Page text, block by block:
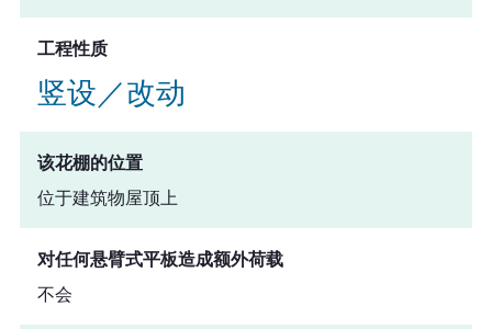
工程性质
竖设／改动
该花棚的位置
位于建筑物屋顶上
对任何悬臂式平板造成额外荷载
不会